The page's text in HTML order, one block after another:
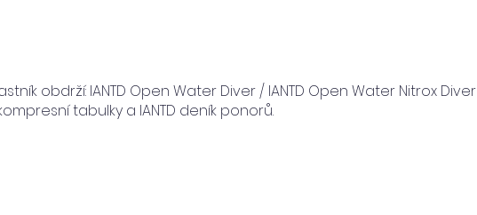
obdrží: IANTD Open Water Diver / IANTD Open Water Nitrox Diver
tabulky a IANTD deník ponorů.